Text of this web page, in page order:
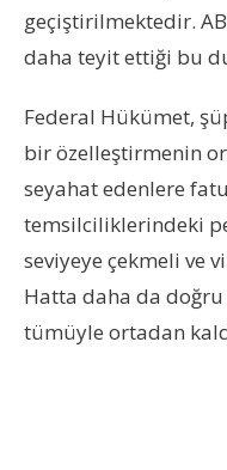
geçiştirilmektedir.
daha teyit ettiği bu
Federal Hükümet,
bir özelleştirmenin
seyahat edenlere
temsilciliklerindeki
seviyeye çekmeli ve
Hatta daha da
tümüyle ortadan